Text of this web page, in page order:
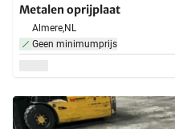
Metalen oprijplaat
Almere,NL
Geen minimumprijs